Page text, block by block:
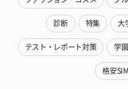
診断 特集 大
テスト・レポート対策 学
格安